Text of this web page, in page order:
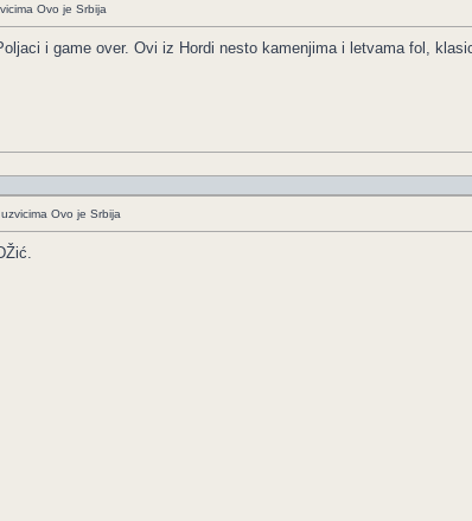
Ovo je Srbija
i game over. Ovi iz Hordi nesto kamenjima i letvama fol,
Ovo je Srbija